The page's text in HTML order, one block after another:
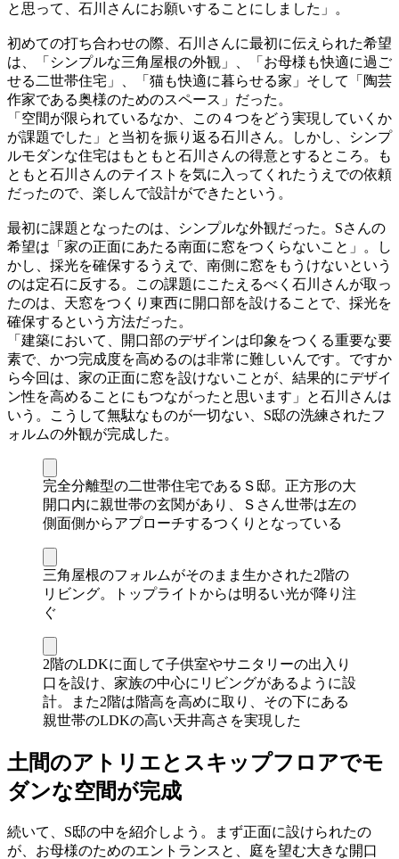
と思って、石川さんにお願いすることにしました」。
初めての打ち合わせの際、石川さんに最初に伝えられた希望
は、「シンプルな三角屋根の外観」、「お母様も快適に過ご
せる二世帯住宅」、「猫も快適に暮らせる家」そして「陶芸
作家である奥様のためのスペース」だった。
「空間が限られているなか、この４つをどう実現していくか
が課題でした」と当初を振り返る石川さん。しかし、シンプ
ルモダンな住宅はもともと石川さんの得意とするところ。も
ともと石川さんのテイストを気に入ってくれたうえでの依頼
だったので、楽しんで設計ができたという。
最初に課題となったのは、シンプルな外観だった。Sさんの
希望は「家の正面にあたる南面に窓をつくらないこと」。し
かし、採光を確保するうえで、南側に窓をもうけないという
のは定石に反する。この課題にこたえるべく石川さんが取っ
たのは、天窓をつくり東西に開口部を設けることで、採光を
確保するという方法だった。
「建築において、開口部のデザインは印象をつくる重要な要
素で、かつ完成度を高めるのは非常に難しいんです。ですか
ら今回は、家の正面に窓を設けないことが、結果的にデザイ
ン性を高めることにもつながったと思います」と石川さんは
いう。こうして無駄なものが一切ない、S邸の洗練されたフ
ォルムの外観が完成した。
完全分離型の二世帯住宅であるＳ邸。正方形の大
開口内に親世帯の玄関があり、Ｓさん世帯は左の
側面側からアプローチするつくりとなっている
三角屋根のフォルムがそのまま生かされた2階の
リビング。トップライトからは明るい光が降り注
ぐ
2階のLDKに面して子供室やサニタリーの出入り
口を設け、家族の中心にリビングがあるように設
計。また2階は階高を高めに取り、その下にある
親世帯のLDKの高い天井高さを実現した
土間のアトリエとスキップフロアでモ
ダンな空間が完成
続いて、S邸の中を紹介しよう。まず正面に設けられたの
が、お母様のためのエントランスと、庭を望む大きな開口